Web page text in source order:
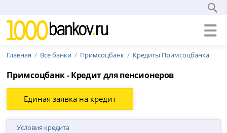
Главная Все банки Примсоцбанк Кредиты Примсоцбанка
Примсоцбанк - Кредит для пенсионеров
Единая заявка на кредит
Условия кредита